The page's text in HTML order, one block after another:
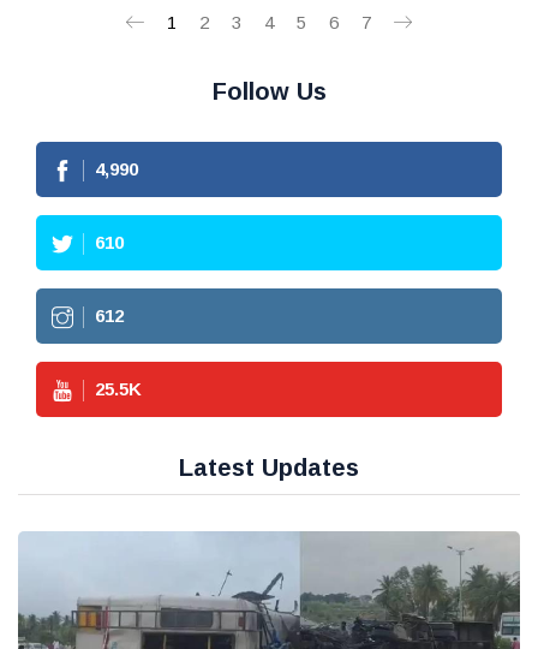
1 2 3 4 5 6 7
Follow Us
4,990
610
612
25.5K
Latest Updates